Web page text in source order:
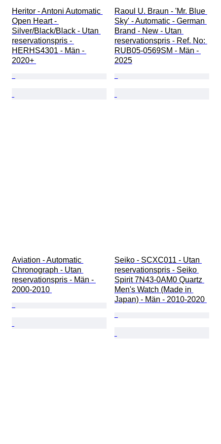
Heritor - Antoni Automatic
Open Heart -
Silver/Black/Black - Utan
reservationspris -
HERHS4301 - Män -
2020+
Raoul U. Braun - 'Mr. Blue
Sky' - Automatic - German
Brand - New - Utan
reservationspris - Ref. No:
RUB05-0569SM - Män -
2025
Aviation - Automatic
Chronograph - Utan
reservationspris - Män -
2000-2010
Seiko - SCXC011 - Utan
reservationspris - Seiko
Spirit 7N43-0AM0 Quartz
Men's Watch (Made in
Japan) - Män - 2010-2020